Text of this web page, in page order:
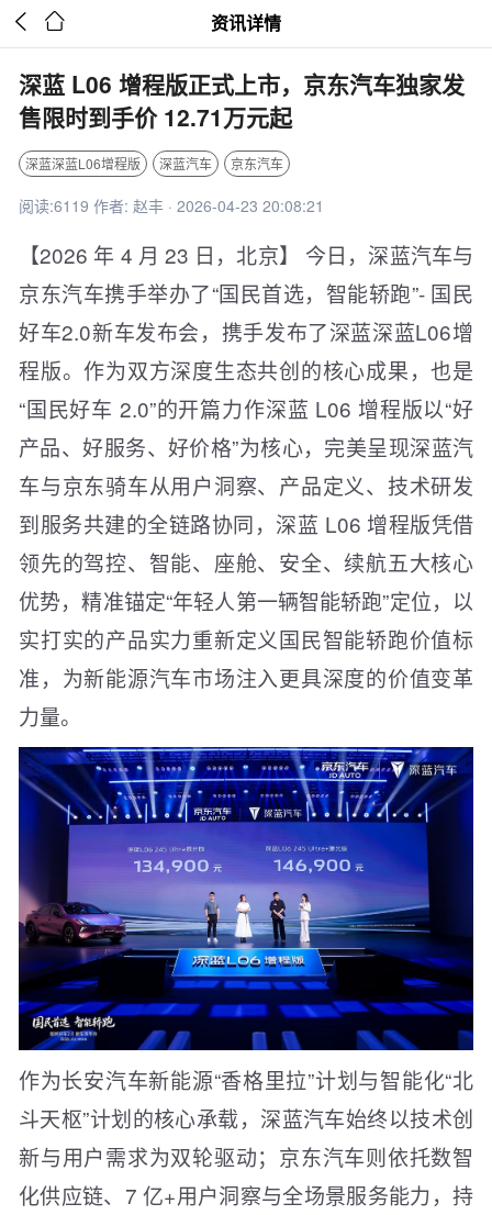
  资讯详情
深蓝 L06 增程版正式上市，京东汽车独家发
售限时到手价 12.71万元起
深蓝深蓝L06增程版 深蓝汽车 京东汽车
阅读:6119 作者: 赵丰 · 2026-04-23 20:08:21
【2026 年 4 月 23 日，北京】 今日，深蓝汽车与
京东汽车携手举办了“国民首选，智能轿跑”- 国民
好车2.0新车发布会，携手发布了深蓝深蓝L06增
程版。作为双方深度生态共创的核心成果，也是
“国民好车 2.0”的开篇力作深蓝 L06 增程版以“好
产品、好服务、好价格”为核心，完美呈现深蓝汽
车与京东骑车从用户洞察、产品定义、技术研发
到服务共建的全链路协同，深蓝 L06 增程版凭借
领先的驾控、智能、座舱、安全、续航五大核心
优势，精准锚定“年轻人第一辆智能轿跑”定位，以
实打实的产品实力重新定义国民智能轿跑价值标
准，为新能源汽车市场注入更具深度的价值变革
力量。
作为长安汽车新能源“香格里拉”计划与智能化“北
斗天枢”计划的核心承载，深蓝汽车始终以技术创
新与用户需求为双轮驱动；京东汽车则依托数智
化供应链、7 亿+用户洞察与全场景服务能力，持